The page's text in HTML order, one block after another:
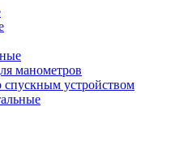
манометров
устройством